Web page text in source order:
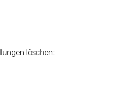
löschen: